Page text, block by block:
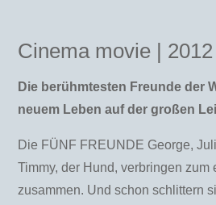
Cinema movie | 2012
Die berühmtesten Freunde der
neuem Leben auf der großen
Die FÜNF FREUNDE George,
Timmy, der Hund, verbringen zum
zusammen. Und schon schlittern